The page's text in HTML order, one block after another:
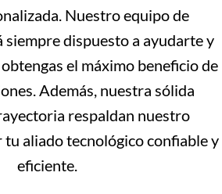
Nuestro equipo de
siempre dispuesto a ayudarte y
el máximo beneficio de
Además, nuestra sólida
respaldan nuestro
tu aliado tecnológico confiable y
eficiente.